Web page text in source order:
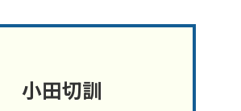
小田切訓